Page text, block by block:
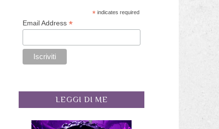
* indicates required
Email Address *
LEGGI DI ME